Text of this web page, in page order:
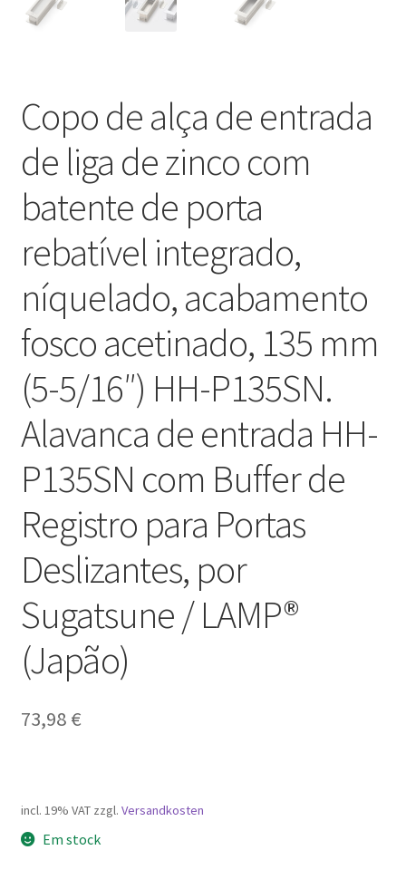
Copo de alça de entrada
de liga de zinco com
batente de porta
rebatível integrado,
níquelado, acabamento
fosco acetinado, 135 mm
(5-5/16″) HH-P135SN.
Alavanca de entrada HH-
P135SN com Buffer de
Registro para Portas
Deslizantes, por
Sugatsune / LAMP®
(Japão)
73,98 €
incl. 19% VAT zzgl. Versandkosten
Em stock